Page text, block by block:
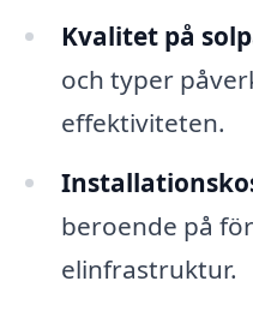
Kvalitet på
och typer
effektiviteten.
beroende på
elinfrastruktur.